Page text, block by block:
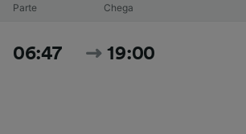
Parte Chega
06:47 19:00